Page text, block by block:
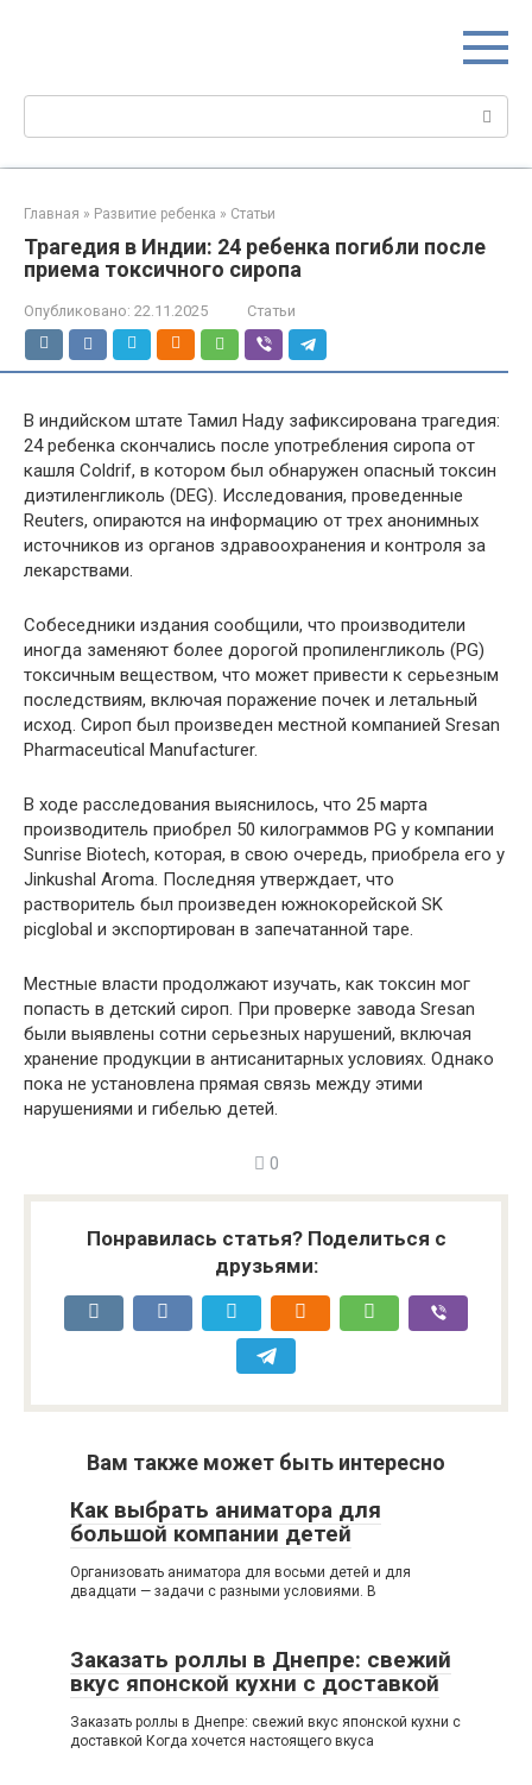
Поиск:
Главная » Развитие ребенка » Статьи
Трагедия в Индии: 24 ребенка погибли после
приема токсичного сиропа
Опубликовано: 22.11.2025 Статьи
В индийском штате Тамил Наду зафиксирована трагедия:
24 ребенка скончались после употребления сиропа от
кашля Coldrif, в котором был обнаружен опасный токсин
диэтиленгликоль (DEG). Исследования, проведенные
Reuters, опираются на информацию от трех анонимных
источников из органов здравоохранения и контроля за
лекарствами.
Собеседники издания сообщили, что производители
иногда заменяют более дорогой пропиленгликоль (PG)
токсичным веществом, что может привести к серьезным
последствиям, включая поражение почек и летальный
исход. Сироп был произведен местной компанией Sresan
Pharmaceutical Manufacturer.
В ходе расследования выяснилось, что 25 марта
производитель приобрел 50 килограммов PG у компании
Sunrise Biotech, которая, в свою очередь, приобрела его у
Jinkushal Aroma. Последняя утверждает, что
растворитель был произведен южнокорейской SK
picglobal и экспортирован в запечатанной таре.
Местные власти продолжают изучать, как токсин мог
попасть в детский сироп. При проверке завода Sresan
были выявлены сотни серьезных нарушений, включая
хранение продукции в антисанитарных условиях. Однако
пока не установлена прямая связь между этими
нарушениями и гибелью детей.
0
Понравилась статья? Поделиться с
друзьями:
Вам также может быть интересно
Как выбрать аниматора для
большой компании детей
Организовать аниматора для восьми детей и для
двадцати — задачи с разными условиями. В
Заказать роллы в Днепре: свежий
вкус японской кухни с доставкой
Заказать роллы в Днепре: свежий вкус японской кухни с
доставкой Когда хочется настоящего вкуса